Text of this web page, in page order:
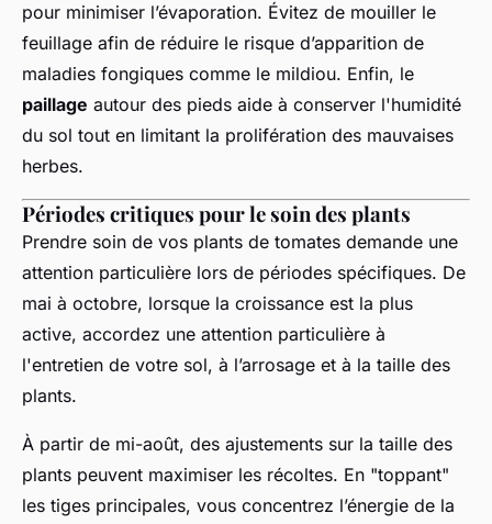
pour minimiser l’évaporation. Évitez de mouiller le
feuillage afin de réduire le risque d’apparition de
maladies fongiques comme le mildiou. Enfin, le
paillage autour des pieds aide à conserver l'humidité
du sol tout en limitant la prolifération des mauvaises
herbes.
Périodes critiques pour le soin des plants
Prendre soin de vos plants de tomates demande une
attention particulière lors de périodes spécifiques. De
mai à octobre, lorsque la croissance est la plus
active, accordez une attention particulière à
l'entretien de votre sol, à l’arrosage et à la taille des
plants.
À partir de mi-août, des ajustements sur la taille des
plants peuvent maximiser les récoltes. En "toppant"
les tiges principales, vous concentrez l’énergie de la